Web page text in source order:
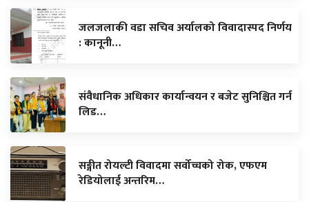
जलजलाकी वडा सचिव अर्यालको विवादास्पद निर्णय
: कानूनी…
संवैधानिक अधिकार कार्यान्वयन र बजेट सुनिश्चित गर्न
लिड…
सङ्गीत रोयल्टी विवादमा सर्वोच्चको रोक, एफएम
रेडियोलाई अन्तरिम…